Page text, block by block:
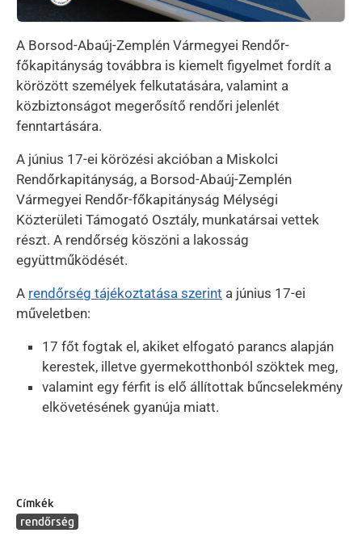
A Borsod-Abaúj-Zemplén Vármegyei Rendőr-
főkapitányság továbbra is kiemelt figyelmet fordít a
körözött személyek felkutatására, valamint a
közbiztonságot megerősítő rendőri jelenlét
fenntartására.
A június 17-ei körözési akcióban a Miskolci
Rendőrkapitányság, a Borsod-Abaúj-Zemplén
Vármegyei Rendőr-főkapitányság Mélységi
Közterületi Támogató Osztály, munkatársai vettek
részt. A rendőrség köszöni a lakosság
együttműködését.
A rendőrség tájékoztatása szerint a június 17-ei
műveletben:
17 főt fogtak el, akiket elfogató parancs alapján
kerestek, illetve gyermekotthonból szöktek meg,
valamint egy férfit is elő állítottak bűncselekmény
elkövetésének gyanúja miatt.
Címkék
rendőrség